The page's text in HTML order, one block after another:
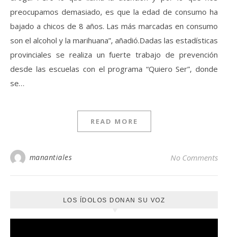
preocupamos demasiado, es que la edad de consumo ha
bajado a chicos de 8 años. Las más marcadas en consumo
son el alcohol y la marihuana”, añadió.Dadas las estadísticas
provinciales se realiza un fuerte trabajo de prevención
desde las escuelas con el programa “Quiero Ser”, donde
se…
READ MORE
manantiales No Comments
LOS ÍDOLOS DONAN SU VOZ